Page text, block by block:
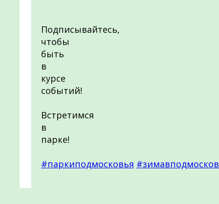
Подписывайтесь,
чтобы
быть
в
курсе
событий!
Встретимся
в
парке!
#паркиподмосковья